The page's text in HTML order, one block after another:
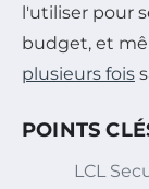
l'utiliser pour
budget, et
plusieurs fois
POINTS
LCL